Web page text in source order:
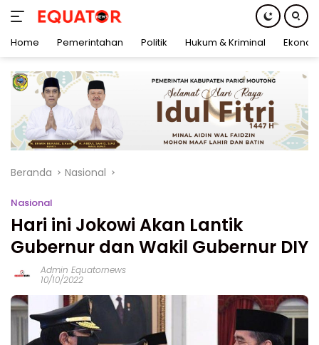
konten
Home Pemerintahan Politik Hukum & Kriminal
Beranda Nasional
Nasional
Hari ini Jokowi Akan Lantik
Gubernur dan Wakil Gubernur DIY
Admin Equatornews
10/10/2022